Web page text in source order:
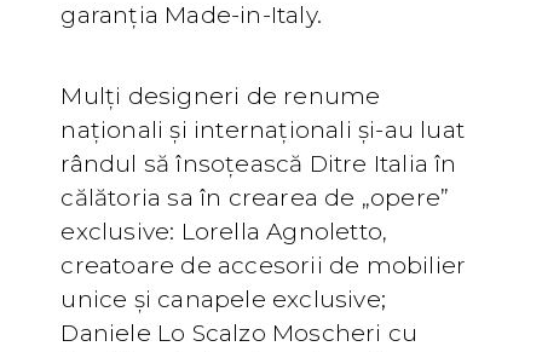
garanția Made-in-Italy.
Mulți designeri de renume
naționali și internaționali și-au luat
rândul să însoțească Ditre Italia în
călătoria sa în crearea de „opere”
exclusive: Lorella Agnoletto,
creatoare de accesorii de mobilier
unice și canapele exclusive;
Daniele Lo Scalzo Moscheri cu